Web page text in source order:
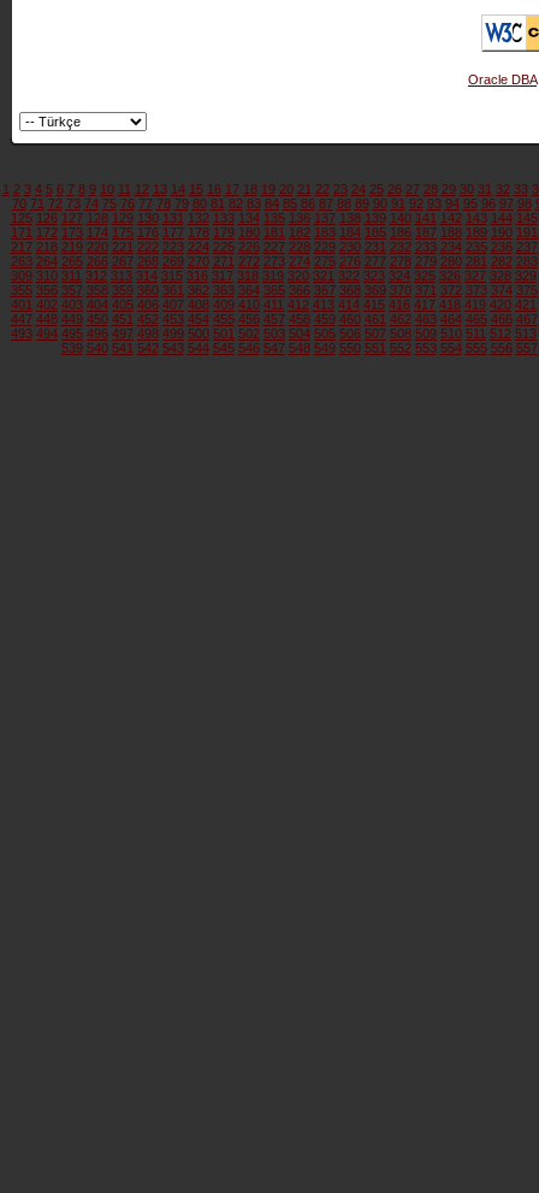
Oracle DBA
1 2 3 4 5 6 7 8 9 10 11 12 13 14 15 16 17 18 19 20 21 22 23 24 25 26 27 28 29 30 31 32 33
70 71 72 73 74 75 76 77 78 79 80 81 82 83 84 85 86 87 88 89 90 91 92 93 94 95 96 97 98
125 126 127 128 129 130 131 132 133 134 135 136 137 138 139 140 141 142 143 144 145
171 172 173 174 175 176 177 178 179 180 181 182 183 184 185 186 187 188 189 190 191
217 218 219 220 221 222 223 224 225 226 227 228 229 230 231 232 233 234 235 236 237
263 264 265 266 267 268 269 270 271 272 273 274 275 276 277 278 279 280 281 282 283
309 310 311 312 313 314 315 316 317 318 319 320 321 322 323 324 325 326 327 328 329
355 356 357 358 359 360 361 362 363 364 365 366 367 368 369 370 371 372 373 374 375
401 402 403 404 405 406 407 408 409 410 411 412 413 414 415 416 417 418 419 420 421
447 448 449 450 451 452 453 454 455 456 457 458 459 460 461 462 463 464 465 466 467
493 494 495 496 497 498 499 500 501 502 503 504 505 506 507 508 509 510 511 512 513
539 540 541 542 543 544 545 546 547 548 549 550 551 552 553 554 555 556 557